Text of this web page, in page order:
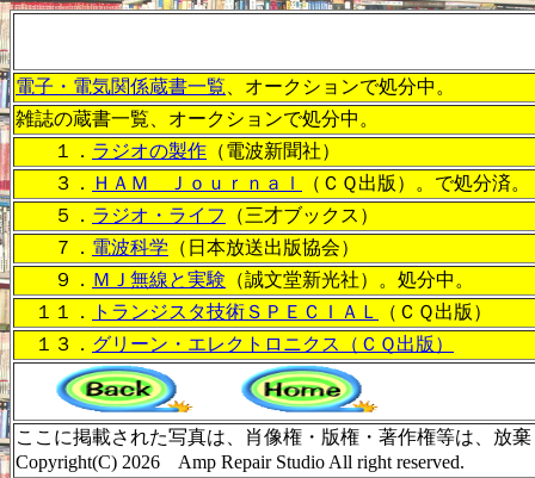
電子・電気関係蔵書一覧 、オークションで処分中。
雑誌の蔵書一覧、オークションで処分中。
１． ラジオの製作 （電波新聞社）
３．
ＨＡＭ Ｊｏｕｒｎａｌ
（ＣＱ出版）。で処分済。
５． ラジオ・ライフ
（三才ブックス）
７． 電波科学 （日本放送出版協会）
９． ＭＪ無線と実験 （誠文堂新光社）。処分中。
１１．
トランジスタ技術ＳＰＥＣＩＡＬ
（ＣＱ出版）
１３． グリーン・エレクトロニクス（ＣＱ出版）
ここに掲載された写真は、肖像権・版権・著作権等は、
Copyright(C) 2026 Amp Repair Studio All right